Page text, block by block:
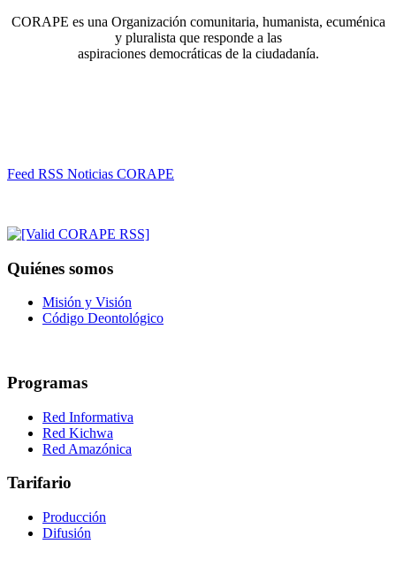
CORAPE es una Organización comunitaria, humanista, ecuménica
y pluralista que responde a las
aspiraciones democráticas de la ciudadanía.
Feed RSS Noticias CORAPE
Quiénes somos
Misión y Visión
Código Deontológico
Programas
Red Informativa
Red Kichwa
Red Amazónica
Tarifario
Producción
Difusión